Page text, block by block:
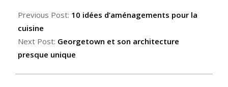
Previous Post: 10 idées d’aménagements pour la
cuisine
Next Post: Georgetown et son architecture
presque unique